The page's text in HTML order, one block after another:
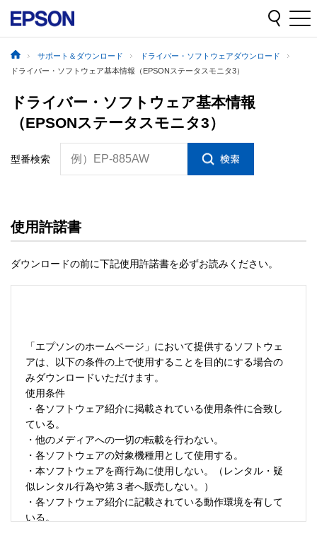
サポート＆ダウンロード
ドライバー・ソフトウェアダウンロード
ドライバー・ソフトウェア基本情報（EPSONステータスモニタ3）
ドライバー・ソフトウェア基本情報
（EPSONステータスモニタ3）
型番検索 例）EP-885AW
使用許諾書
ダウンロードの前に下記使用許諾書を必ずお読みください。
「エプソンのホームページ」において提供するソフトウェ
アは、以下の条件の上で使用することを目的にする場合の
みダウンロードいただけます。
使用条件
・各ソフトウェア紹介に掲載されている使用条件に合致し
ている。
・他のメディアへの一切の転載を行わない。
・各ソフトウェアの対象機種用として使用する。
・本ソフトウェアを商行為に使用しない。（レンタル・疑
似レンタル行為や第３者へ販売しない。）
・各ソフトウェア紹介に記載されている動作環境を有して
いる。